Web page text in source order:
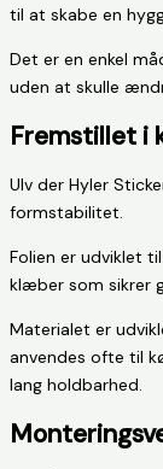
til at skabe en
Det er en enkel
uden at skulle
Fremstillet i
Ulv der Hyler
formstabilitet.
Folien er udviklet
klæber som sikrer
Materialet er
anvendes ofte til
lang holdbarhed.